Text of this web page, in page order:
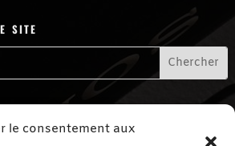
le consentement aux
site